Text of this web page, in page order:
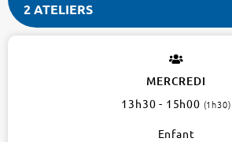
2 ATELIERS
MERCREDI
13h30 - 15h00 (1h30)
Enfant